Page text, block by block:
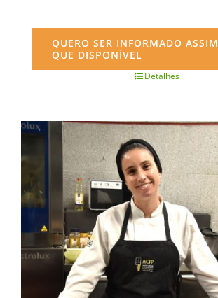
QUERO SER INFORMADO ASSIM
QUE DISPONÍVEL
Detalhes